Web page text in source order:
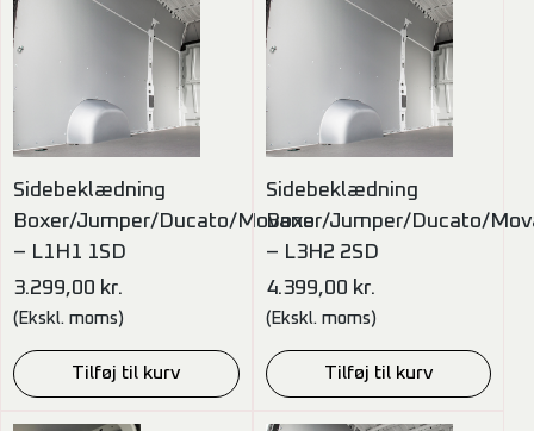
Sidebeklædning
Boxer/Jumper/Ducato/Movano
– L1H1 1SD
3.299,00 kr.
(Ekskl. moms)
Tilføj til kurv
Sidebeklædning
Boxer/Jumper/Ducato/
– L3H2 2SD
4.399,00 kr.
(Ekskl. moms)
Tilføj til kurv